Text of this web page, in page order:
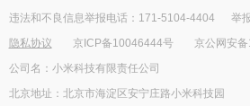
违法和不良信息举报电话：171-5104-4404 举
隐私协议 京ICP备10046444号
京公网安
公司名：小米科技有限责任公司
北京地址：北京市海淀区安宁庄路小米科技园